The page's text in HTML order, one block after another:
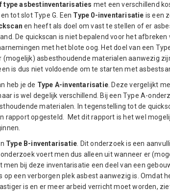
type asbestinventarisaties met een verschillend
tot slot Type G. Een Type 0-inventarisatie is een
en heeft als doel om vast te stellen of er
De quickscan is niet bepalend voor het afbreken
met het blote oog. Het doel van een
(mogelijk) asbesthoudende materialen aanwezig
is dus niet voldoende om te starten met
heb je de Type A-inventarisatie . Deze vergelijkt
is wel degelijk verschillend. Bij een Type A-
materialen. In tegenstelling tot de
rapport opgesteld. Met dit rapport is het wel
Type B-inventarisatie . Dit onderzoek is een
voert men dus alleen uit wanneer er
men bij deze inventarisatie een deel van een
op een verborgen plek asbest aanwezig is. Omdat
is en er meer arbeid verricht moet worden,